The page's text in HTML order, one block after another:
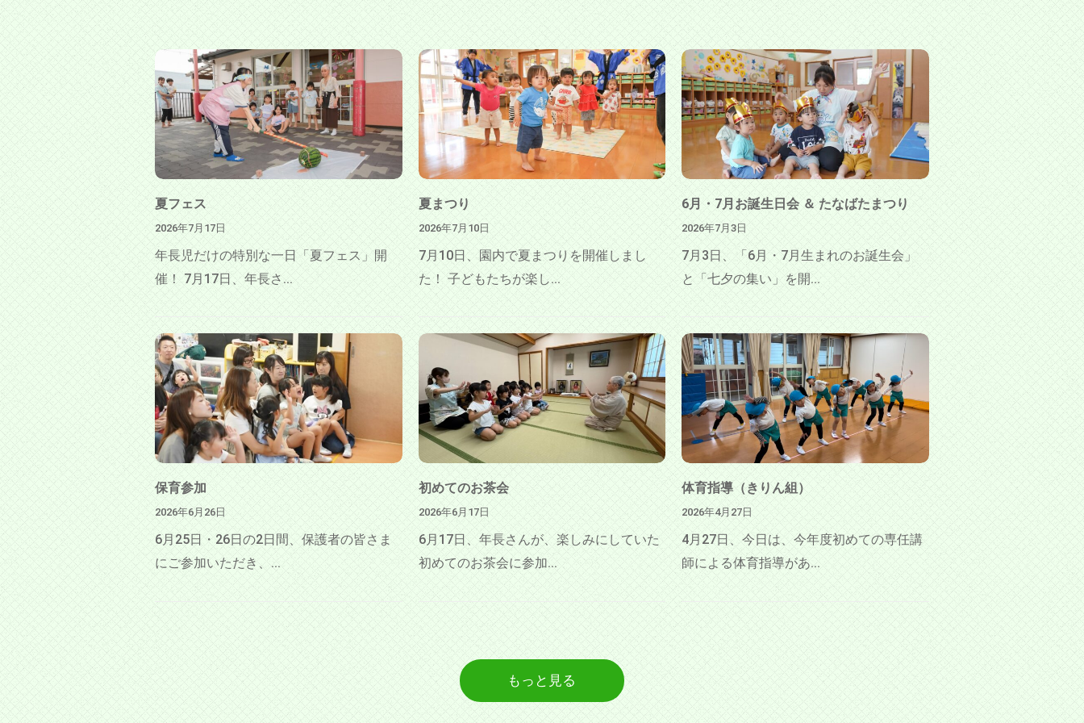
。
大
増
の
ぞ
み
保
園
、
豊
か
な
環
境
と
教
育
的
な
配
慮
の
も
と
た
く
夏フェス
2026年7月17日
年長児だけの特別な一日「夏フェス」開
催！ 7月17日、年長さ...
夏まつり
2026年7月10日
7月10日、園内で夏まつりを開催しまし
た！ 子どもたちが楽し...
6月・7月お誕生日会 ＆ たなばたまつり
2026年7月3日
7月3日、「6月・7月生まれのお誕生会」
と「七夕の集い」を開...
保育参加
2026年6月26日
6月25日・26日の2日間、保護者の皆さま
にご参加いただき、...
初めてのお茶会
2026年6月17日
6月17日、年長さんが、楽しみにしていた
初めてのお茶会に参加...
体育指導（きりん組）
2026年4月27日
4月27日、今日は、今年度初めての専任講
師による体育指導があ...
もっと見る